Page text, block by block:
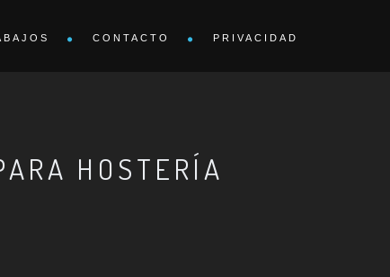
CONTACTO PRIVACIDAD
HOSTERÍA